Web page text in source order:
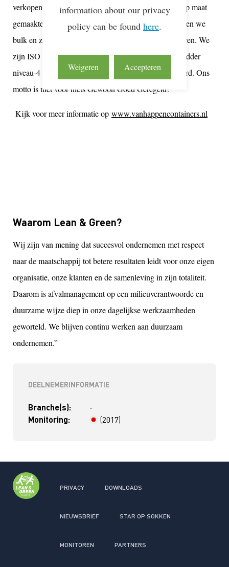
DEELNEMERINFORMATIE
Branche(s): -
Monitoring:
> 4 jaar
(2017)
verkopen, repareren en onderhouden van (eventueel op maat
gemaakte) opslag- en kantoorunits. Tevens transporteren we
bulk en zware en moeilijk te laden en te lossen goederen. We
zijn ISO 9001, ISO 14001, VCA**, MVO Prestatieladder
niveau-4 en CO2 Prestatieladder niveau-3 gecertificeerd. Ons
motto is niet voor niets Gewoon Goed Geregeld!
Kijk voor meer informatie op www.vanhappencontainers.nl
Waarom Lean & Green?
Wij zijn van mening dat succesvol ondernemen met respect
naar de maatschappij tot betere resultaten leidt voor onze eigen
organisatie, onze klanten en de samenleving in zijn totaliteit.
Daarom is afvalmanagement op een milieuverantwoorde en
duurzame wijze diep in onze dagelijkse werkzaamheden
geworteld. We blijven continu werken aan duurzaam
ondernemen.”
PRIVACY DOWNLOADS
NIEUWSBRIEF STAR OP SOKKEN
MONITOREN PARTNERS
information about our privacy
policy can be found here.
Weigeren Accepteren